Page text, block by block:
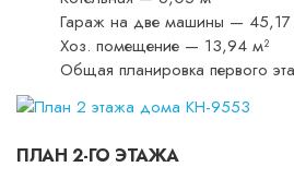
Гараж на две машины — 45,17
Хоз. помещение — 13,94 м²
Общая планировка первого
ПЛАН 2-ГО ЭТАЖА